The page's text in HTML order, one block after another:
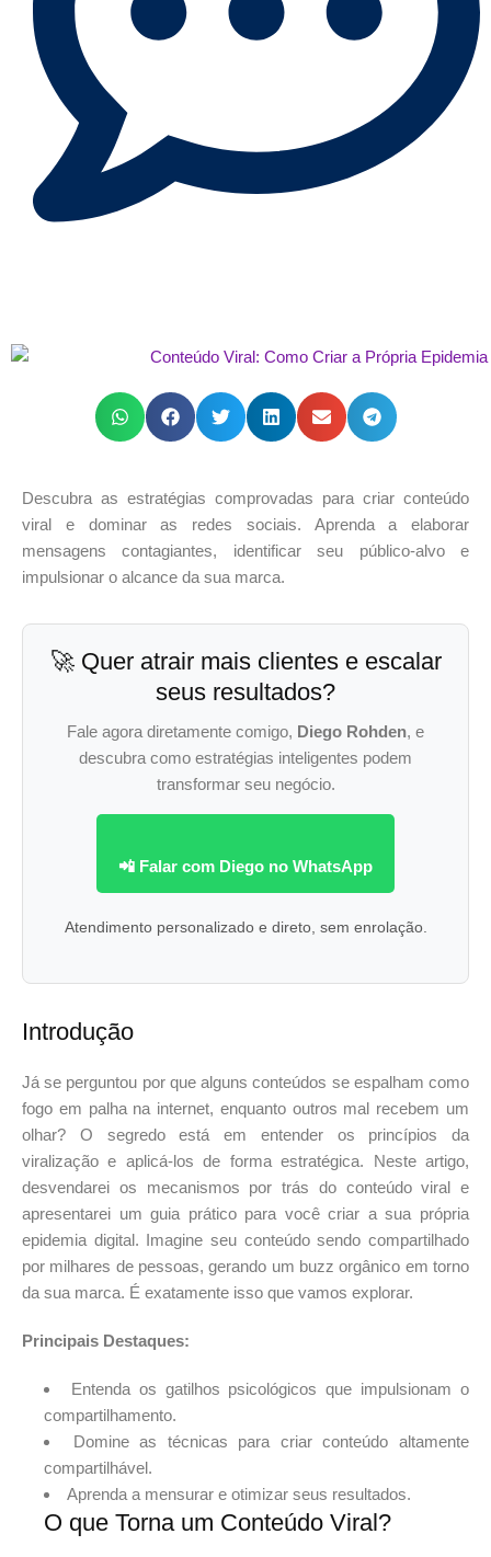
Descubra as estratégias comprovadas para criar conteúdo
viral e dominar as redes sociais. Aprenda a elaborar
mensagens contagiantes, identificar seu público-alvo e
impulsionar o alcance da sua marca.
🚀 Quer atrair mais clientes e escalar
seus resultados?
Fale agora diretamente comigo, Diego Rohden, e
descubra como estratégias inteligentes podem
transformar seu negócio.
📲 Falar com Diego no WhatsApp
Atendimento personalizado e direto, sem enrolação.
Introdução
Já se perguntou por que alguns conteúdos se espalham como
fogo em palha na internet, enquanto outros mal recebem um
olhar? O segredo está em entender os princípios da
viralização e aplicá-los de forma estratégica. Neste artigo,
desvendarei os mecanismos por trás do conteúdo viral e
apresentarei um guia prático para você criar a sua própria
epidemia digital. Imagine seu conteúdo sendo compartilhado
por milhares de pessoas, gerando um buzz orgânico em torno
da sua marca. É exatamente isso que vamos explorar.
Principais Destaques:
Entenda os gatilhos psicológicos que impulsionam o
compartilhamento.
Domine as técnicas para criar conteúdo altamente
compartilhável.
Aprenda a mensurar e otimizar seus resultados.
O que Torna um Conteúdo Viral?